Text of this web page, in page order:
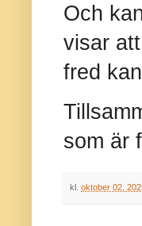
Och
visar
fred
som är
kl. oktober 02,